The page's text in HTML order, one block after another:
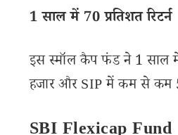
1 साल में 70 प्रतिशत रिटर्न
इस स्मॉल कैप फंड ने 1 साल में
हजार और SIP में कम से कम